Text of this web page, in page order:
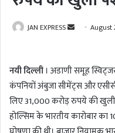
JAN EXPRESS
d
a
n
e
m
August
नयी दिल्ली । अडाणी समूह
कंपनियों अंबुजा सीमेंट्स और
लिए 31,000 करोड़ रुपये की
होल्सिम के भारतीय कारोबार